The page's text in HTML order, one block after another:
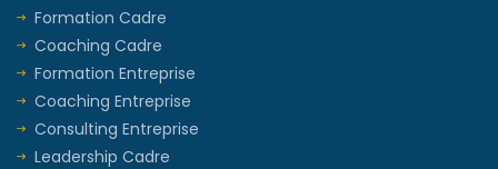
Formation Cadre
Coaching Cadre
Formation Entreprise
Coaching Entreprise
Consulting Entreprise
Leadership Cadre